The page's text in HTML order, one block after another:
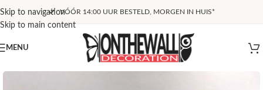
Skip to navigation
Skip to main content
VÓÓR 14:00 UUR BESTELD, MORGEN IN HUIS*
MENU